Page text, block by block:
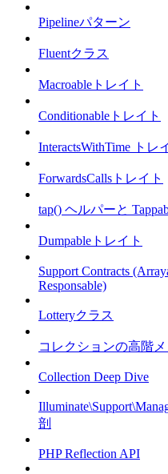
Pipelineパターン
Fluentクラス
Macroableトレイト
Conditionableトレイト
InteractsWithTime トレ
ForwardsCallsトレイト
tap() ヘルパーと
Dumpableトレイト
Support Contracts
Responsable)
Lotteryクラス
コレクションの高階
Collection Deep Dive
剖
PHP Reflection API